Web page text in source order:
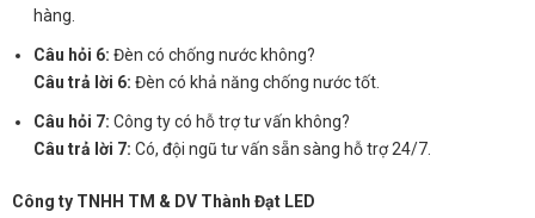
hàng.
Câu hỏi 6: Đèn có chống nước không?
Câu trả lời 6: Đèn có khả năng chống nước tốt.
Câu hỏi 7: Công ty có hỗ trợ tư vấn không?
Câu trả lời 7: Có, đội ngũ tư vấn sẵn sàng hỗ trợ 24/7.
Công ty TNHH TM & DV Thành Đạt LED